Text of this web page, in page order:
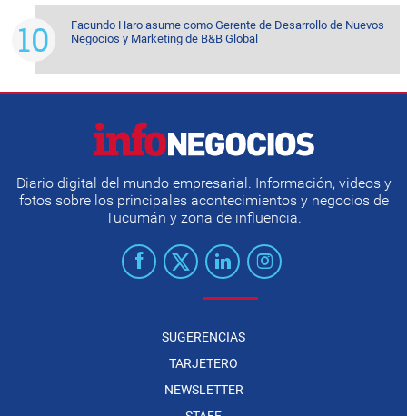
Facundo Haro asume como Gerente de Desarrollo de Nuevos
Negocios y Marketing de B&B Global
Diario digital del mundo empresarial. Información, videos y
fotos sobre los principales acontecimientos y negocios de
Tucumán y zona de influencia.
SUGERENCIAS
TARJETERO
NEWSLETTER